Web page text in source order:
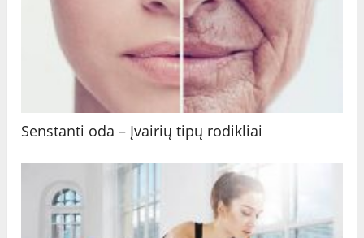
Senstanti oda – Įvairių tipų rodikliai